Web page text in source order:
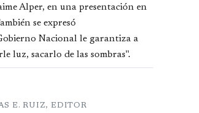
Alper, en una presentación en
se expresó
Nacional le garantiza a
luz, sacarlo de las sombras".
E. RUIZ, EDITOR